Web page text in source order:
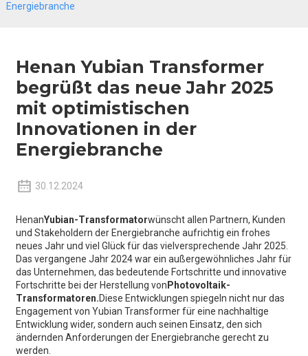
Energiebranche
Henan Yubian Transformer
begrüßt das neue Jahr 2025
mit optimistischen
Innovationen in der
Energiebranche
30.12.2024
HenanYubian-Transformatorwünscht allen Partnern, Kunden
und Stakeholdern der Energiebranche aufrichtig ein frohes
neues Jahr und viel Glück für das vielversprechende Jahr 2025.
Das vergangene Jahr 2024 war ein außergewöhnliches Jahr für
das Unternehmen, das bedeutende Fortschritte und innovative
Fortschritte bei der Herstellung von Photovoltaik-
Transformatoren.Diese Entwicklungen spiegeln nicht nur das
Engagement von Yubian Transformer für eine nachhaltige
Entwicklung wider, sondern auch seinen Einsatz, den sich
ändernden Anforderungen der Energiebranche gerecht zu
werden.